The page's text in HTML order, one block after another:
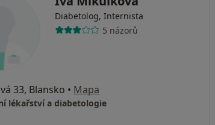
Diabetolog, Internista
5 názorů
33, Blansko • Mapa
lékařství a diabetologie